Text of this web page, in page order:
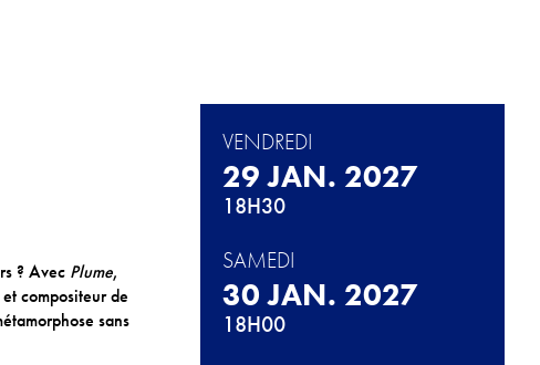
? Avec Plume,
compositeur de
sans
VENDREDI
29 JAN. 2027
18H30
SAMEDI
30 JAN. 2027
18H00